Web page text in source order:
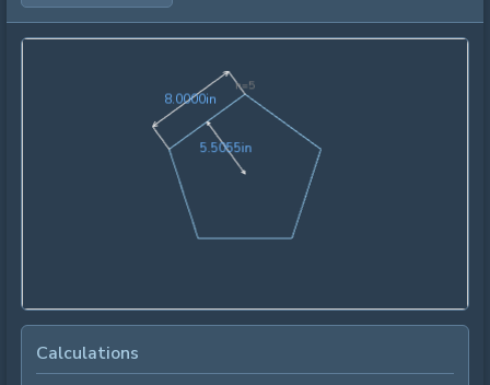
8.0000in 8.0000in
5.5055in5.5055in
n=5
Calculations